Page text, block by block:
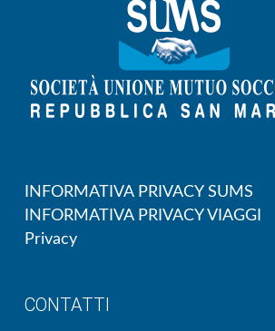
INFORMATIVA PRIVACY SUMS
INFORMATIVA PRIVACY VIAGGI
Privacy
CONTATTI